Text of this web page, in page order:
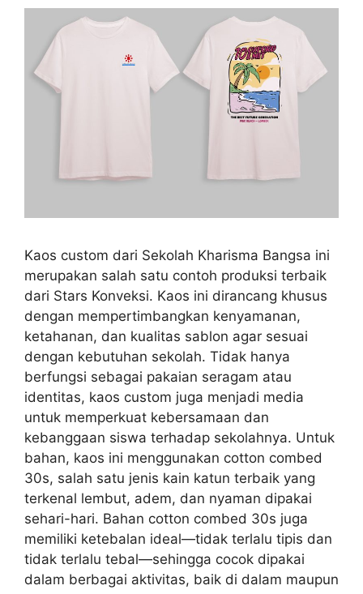
Kaos custom dari Sekolah Kharisma Bangsa ini
merupakan salah satu contoh produksi terbaik
dari Stars Konveksi. Kaos ini dirancang khusus
dengan mempertimbangkan kenyamanan,
ketahanan, dan kualitas sablon agar sesuai
dengan kebutuhan sekolah. Tidak hanya
berfungsi sebagai pakaian seragam atau
identitas, kaos custom juga menjadi media
untuk memperkuat kebersamaan dan
kebanggaan siswa terhadap sekolahnya. Untuk
bahan, kaos ini menggunakan cotton combed
30s, salah satu jenis kain katun terbaik yang
terkenal lembut, adem, dan nyaman dipakai
sehari-hari. Bahan cotton combed 30s juga
memiliki ketebalan ideal—tidak terlalu tipis dan
tidak terlalu tebal—sehingga cocok dipakai
dalam berbagai aktivitas, baik di dalam maupun